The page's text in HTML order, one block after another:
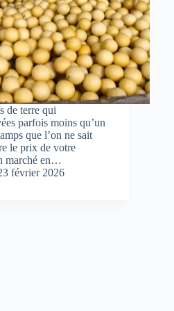
de terre qui
parfois moins qu’un
que l’on ne sait
le prix de votre
marché en…
février 2026